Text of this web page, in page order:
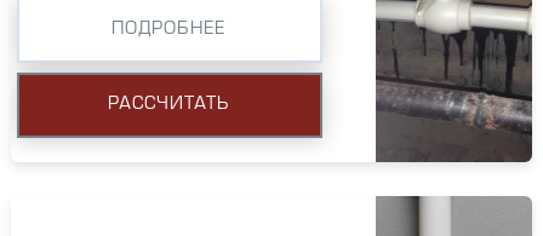
ПОДРОБНЕЕ
РАССЧИТАТЬ